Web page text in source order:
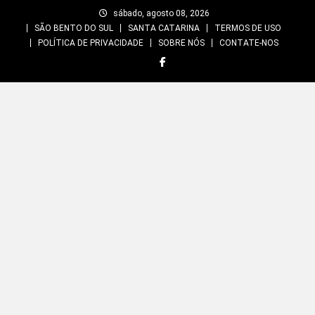
sábado, agosto 08, 2026
SÃO BENTO DO SUL
SANTA CATARINA
TERMOS DE USO
POLÍTICA DE PRIVACIDADE
SOBRE NÓS CONTATE-NOS